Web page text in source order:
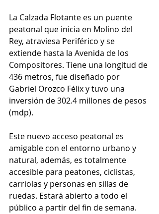
La Calzada Flotante es un puente
peatonal que inicia en Molino del
Rey, atraviesa Periférico y se
extiende hasta la Avenida de los
Compositores. Tiene una longitud de
436 metros, fue diseñado por
Gabriel Orozco Félix y tuvo una
inversión de 302.4 millones de pesos
(mdp).
Este nuevo acceso peatonal es
amigable con el entorno urbano y
natural, además, es totalmente
accesible para peatones, ciclistas,
carriolas y personas en sillas de
ruedas. Estará abierto a todo el
público a partir del fin de semana.